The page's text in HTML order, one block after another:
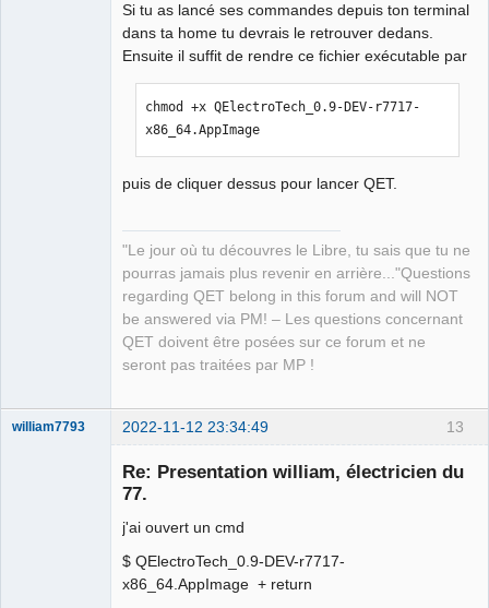
Si tu as lancé ses commandes depuis ton terminal
dans ta home tu devrais le retrouver dedans.
Ensuite il suffit de rendre ce fichier exécutable par
chmod +x QElectroTech_0.9-DEV-r7717-
x86_64.AppImage
puis de cliquer dessus pour lancer QET.
"Le jour où tu découvres le Libre, tu sais que tu ne
pourras jamais plus revenir en arrière..."Questions
regarding QET belong in this forum and will NOT
be answered via PM! – Les questions concernant
QET doivent être posées sur ce forum et ne
seront pas traitées par MP !
13
william7793 2022-11-12 23:34:49
Re: Presentation william, électricien du
77.
j'ai ouvert un cmd
$ QElectroTech_0.9-DEV-r7717-
x86_64.AppImage + return